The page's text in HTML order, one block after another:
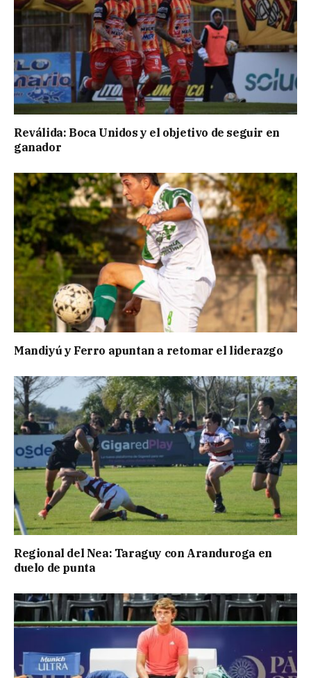
Reválida: Boca Unidos y el objetivo de seguir en
ganador
Mandiyú y Ferro apuntan a retomar el liderazgo
Regional del Nea: Taraguy con Aranduroga en
duelo de punta